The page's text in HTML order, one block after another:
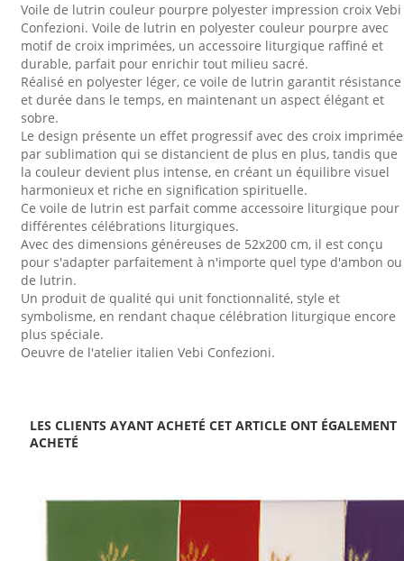
Voile de lutrin couleur pourpre polyester impression croix Vebi
Confezioni. Voile de lutrin en polyester couleur pourpre avec
motif de croix imprimées, un accessoire liturgique raffiné et
durable, parfait pour enrichir tout milieu sacré.
Réalisé en polyester léger, ce voile de lutrin garantit résistance
et durée dans le temps, en maintenant un aspect élégant et
sobre.
Le design présente un effet progressif avec des croix
par sublimation qui se distancient de plus en plus, tandis que
la couleur devient plus intense, en créant un équilibre visuel
harmonieux et riche en signification spirituelle.
Ce voile de lutrin est parfait comme accessoire liturgique pour
différentes célébrations liturgiques.
Avec des dimensions généreuses de 52x200 cm, il est conçu
pour s'adapter parfaitement à n'importe quel type d'ambon ou
de lutrin.
Un produit de qualité qui unit fonctionnalité, style et
symbolisme, en rendant chaque célébration liturgique encore
plus spéciale.
Oeuvre de l'atelier italien Vebi Confezioni.
LES CLIENTS AYANT ACHETÉ CET ARTICLE ONT ÉGALEMENT
ACHETÉ